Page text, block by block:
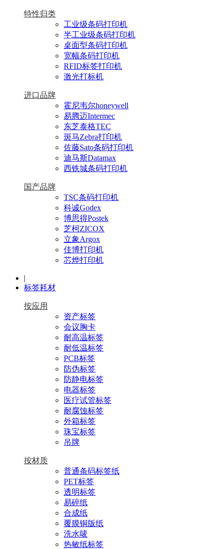
特性归类
工业级条码打印机
半工业级条码打印机
桌面型条码打印机
宽幅条码打印机
RFID标签打印机
激光打标机
进口品牌
霍尼韦尔honeywell
易腾迈Intermec
东芝泰格TEC
斑马Zebra打印机
佐藤Sato条码打印机
迪马斯Datamax
西铁城条码打印机
国产品牌
TSC条码打印机
科诚Godex
博思得Postek
芝柯ZICOX
立象Argox
佳博打印机
芯烨打印机
|
标签耗材
按应用
资产标签
会议胸卡
耐高温标签
耐低温标签
PCB标签
防伪标签
防静电标签
电器标签
医疗试管标签
耐腐蚀标签
外箱标签
珠宝标签
吊牌
按材质
普通条码标签纸
PET标签
透明标签
易碎纸
合成纸
覆膜铜版纸
洗水唛
热敏纸标签